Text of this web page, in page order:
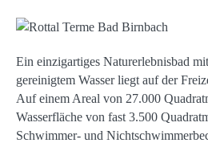
Ein einzigartiges Naturerlebnisbad
gereinigtem Wasser liegt auf der
Auf einem Areal von 27.000
Wasserfläche von fast 3.500
Schwimmer- und